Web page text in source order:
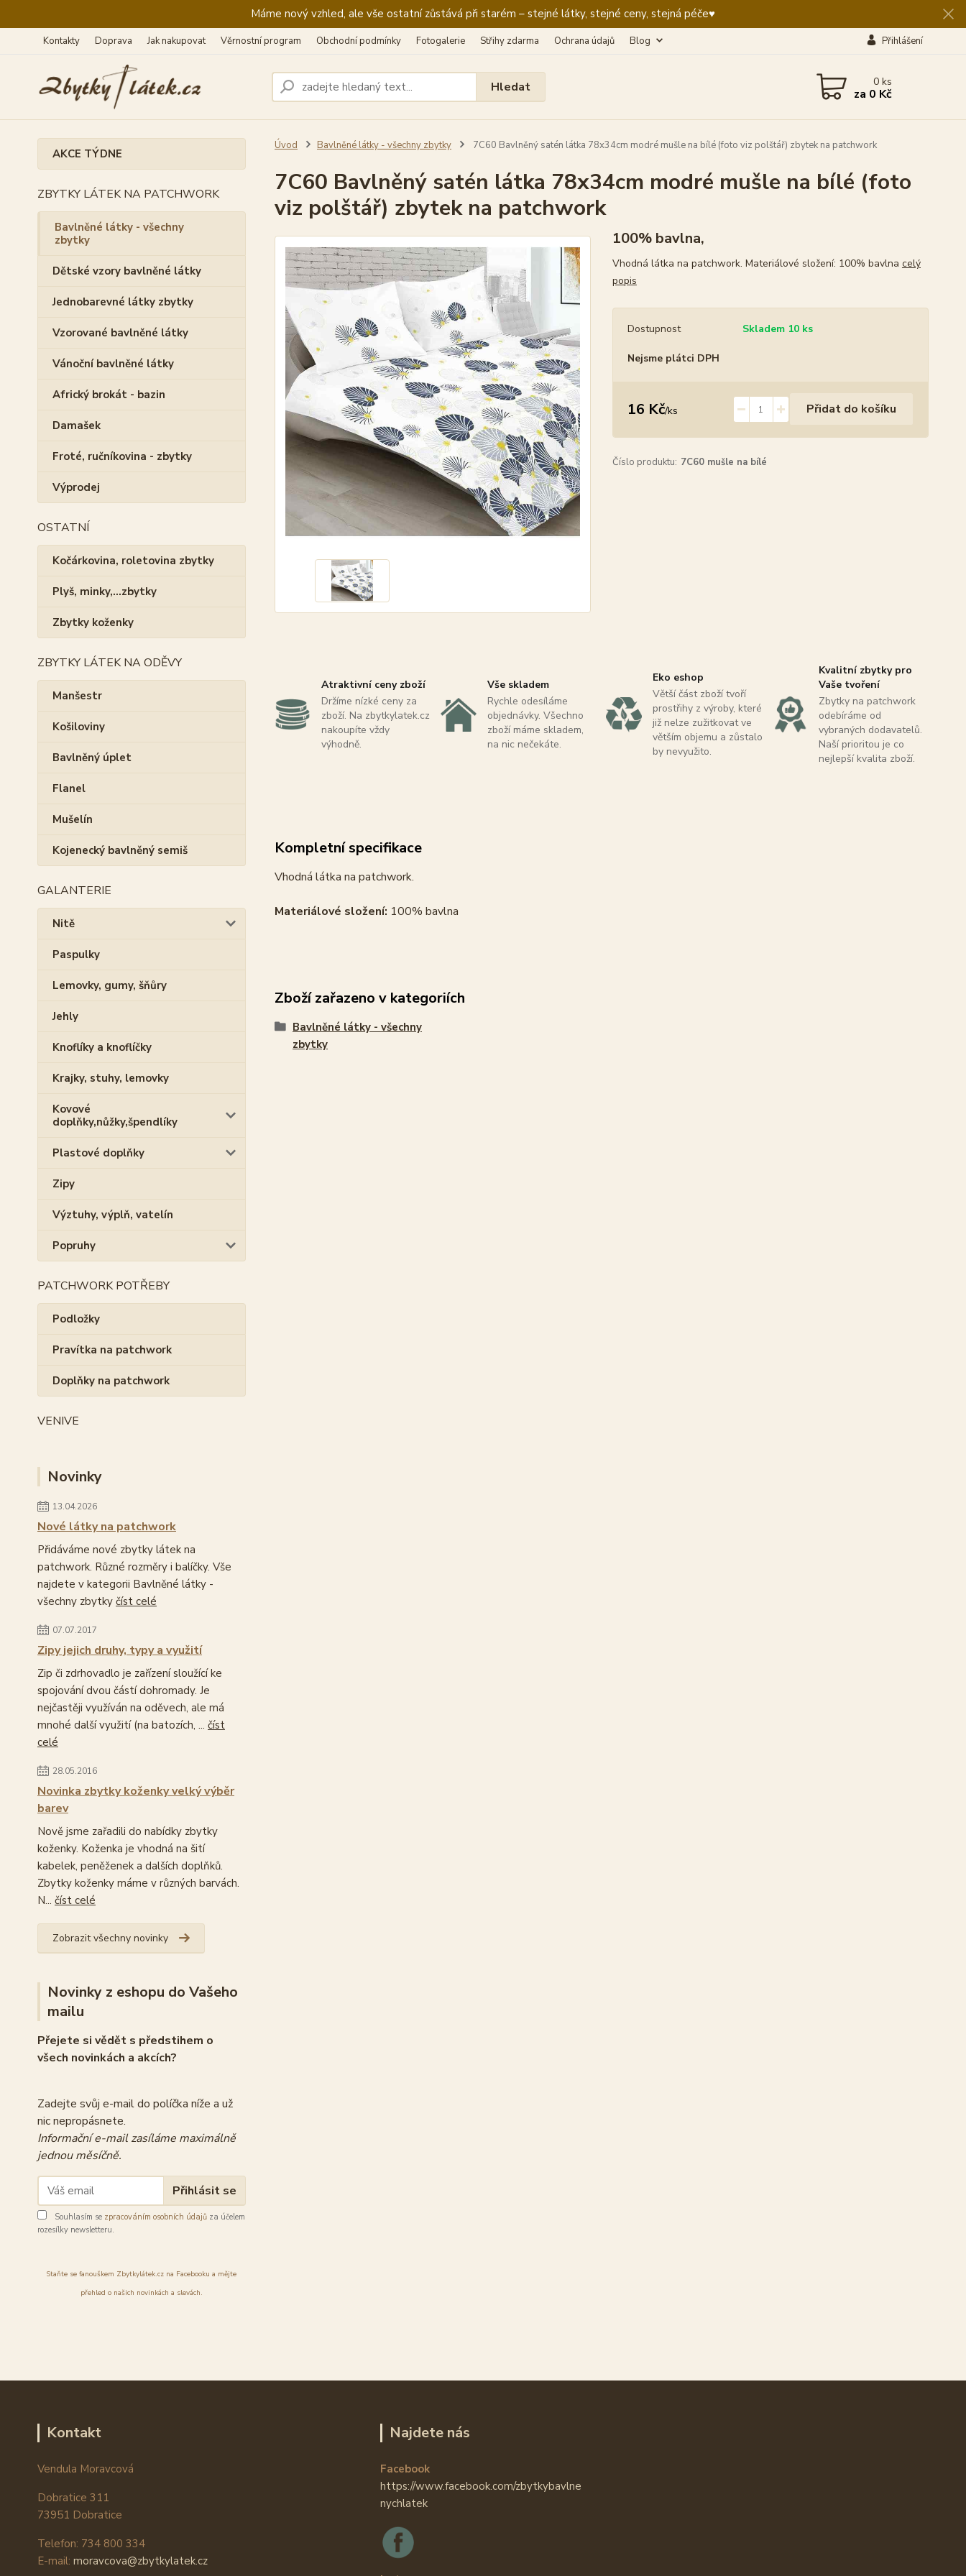
Máme nový vzhled, ale vše ostatní zůstává při starém – stejné látky, stejné ceny, stejná péče♥️
Kontakty Doprava Jak nakupovat Věrnostní program Obchodní podmínky Fotogalerie Střihy zdarma Ochrana údajů Blog Přihlášení
Hledat 0ks
za 0 Kč
AKCE TÝDNE
ZBYTKY LÁTEK NA PATCHWORK
Bavlněné látky - všechny
zbytky
Dětské vzory bavlněné látky
Jednobarevné látky zbytky
Vzorované bavlněné látky
Vánoční bavlněné látky
Africký brokát - bazin
Damašek
Froté, ručníkovina - zbytky
Výprodej
OSTATNÍ
Kočárkovina, roletovina zbytky
Plyš, minky,...zbytky
Zbytky koženky
ZBYTKY LÁTEK NA ODĚVY
Manšestr
Košiloviny
Bavlněný úplet
Flanel
Mušelín
Kojenecký bavlněný semiš
GALANTERIE
Nitě
Paspulky
Lemovky, gumy, šňůry
Jehly
Knoflíky a knoflíčky
Krajky, stuhy, lemovky
Kovové
doplňky,nůžky,špendlíky
Plastové doplňky
Zipy
Výztuhy, výplň, vatelín
Popruhy
PATCHWORK POTŘEBY
Podložky
Pravítka na patchwork
Doplňky na patchwork
VENIVE
Novinky
13.04.2026
Nové látky na patchwork
Přidáváme nové zbytky látek na
patchwork. Různé rozměry i balíčky. Vše
najdete v kategorii Bavlněné látky -
všechny zbytky číst celé
07.07.2017
Zipy jejich druhy, typy a využití
Zip či zdrhovadlo je zařízení sloužící ke
spojování dvou částí dohromady. Je
nejčastěji využíván na oděvech, ale má
mnohé další využití (na batozích, ... číst
celé
28.05.2016
Novinka zbytky koženky velký výběr
barev
Nově jsme zařadili do nabídky zbytky
koženky. Koženka je vhodná na šití
kabelek, peněženek a dalších doplňků.
Zbytky koženky máme v různých barvách.
N... číst celé
Zobrazit všechny novinky
Novinky z eshopu do Vašeho
mailu
Přejete si vědět s předstihem o
všech novinkách a akcích?
Zadejte svůj e-mail do políčka níže a už
nic nepropásnete.
Informační e-mail zasíláme maximálně
jednou měsíčně.
Přihlásit se
Souhlasím se zpracováním osobních údajů za účelem
rozesílky newsletteru.
Staňte se fanouškem Zbytkylátek.cz na Facebooku a mějte
přehled o našich novinkách a slevách.
Úvod Bavlněné látky - všechny zbytky 7C60 Bavlněný satén látka 78x34cm modré mušle na bílé (foto viz polštář) zbytek na patchwork
7C60 Bavlněný satén látka 78x34cm modré mušle na bílé (foto
viz polštář) zbytek na patchwork
100% bavlna,
Vhodná látka na patchwork. Materiálové složení: 100% bavlna celý
popis
Dostupnost Skladem 10 ks
Nejsme plátci DPH
16 Kč/ks Přidat do košíku
Číslo produktu: 7C60 mušle na bílé
Atraktivní ceny zboží
Držíme nízké ceny za
zboží. Na zbytkylatek.cz
nakoupíte vždy
výhodně.
Vše skladem
Rychle odesíláme
objednávky. Všechno
zboží máme skladem,
na nic nečekáte.
Eko eshop
Větší část zboží tvoří
prostřihy z výroby, které
již nelze zužitkovat ve
větším objemu a zůstalo
by nevyužito.
Kvalitní zbytky pro
Vaše tvoření
Zbytky na patchwork
odebíráme od
vybraných dodavatelů.
Naší prioritou je co
nejlepší kvalita zboží.
Kompletní specifikace
Vhodná látka na patchwork.
Materiálové složení: 100% bavlna
Zboží zařazeno v kategoriích
Bavlněné látky - všechny
zbytky
Kontakt
Vendula Moravcová
Dobratice 311
73951 Dobratice
Telefon: 734 800 334
E-mail: moravcova@zbytkylatek.cz
Najdete nás
Facebook
https://www.facebook.com/zbytkybavlne
nychlatek